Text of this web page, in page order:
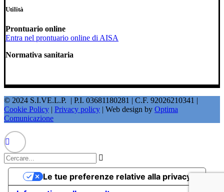
Utilità
Prontuario online
Entra nel prontuario online di AISA
Normativa sanitaria
© 2024 S.I.VE.L.P. | P.I. 03681180281 | C.F. 92026210341 |
Cookie Policy | Privacy policy | Web design by Optima
Comunicazione
Le tue preferenze relative alla privacy